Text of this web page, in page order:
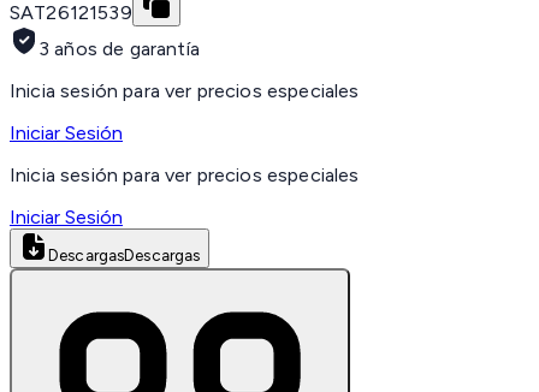
SAT26121539
3 años de garantía
Inicia sesión para ver precios especiales
Iniciar Sesión
Inicia sesión para ver precios especiales
Iniciar Sesión
DescargasDescargas